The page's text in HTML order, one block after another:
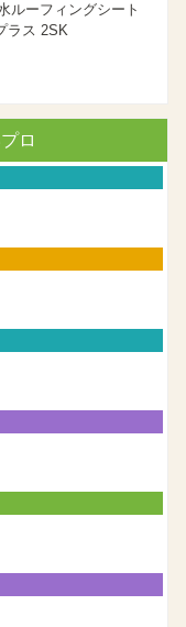
ルーフィングシート
ラス 2SK
ロ